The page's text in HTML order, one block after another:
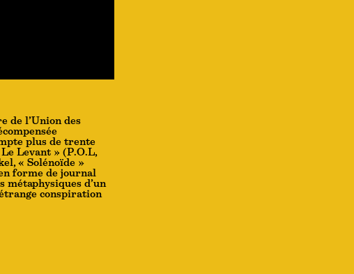
de l’Union des
plus de trente
Levant » (P.O.L,
« Solénoïde »
forme de journal
métaphysiques d’un
conspiration